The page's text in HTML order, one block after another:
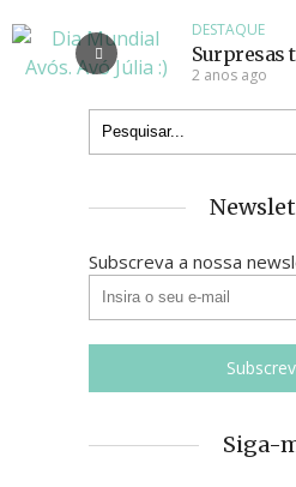
DESTAQUE
Surpresas
2 anos ago
Subscreva a nossa
Siga-